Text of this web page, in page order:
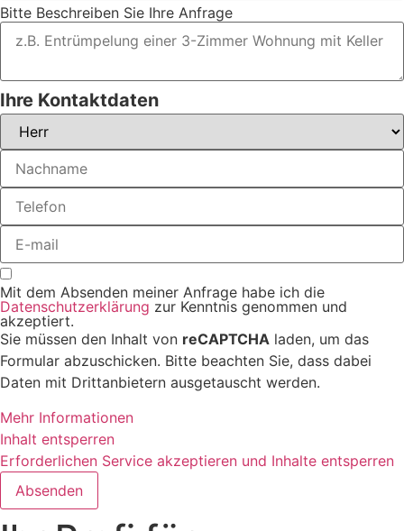
Bitte Beschreiben Sie Ihre Anfrage
Ihre Kontaktdaten
Mit dem Absenden meiner Anfrage habe ich die
Datenschutzerklärung zur Kenntnis genommen und
akzeptiert.
Sie müssen den Inhalt von reCAPTCHA laden, um das
Formular abzuschicken. Bitte beachten Sie, dass dabei
Daten mit Drittanbietern ausgetauscht werden.
Mehr Informationen
Inhalt entsperren
Erforderlichen Service akzeptieren und Inhalte entsperren
Absenden